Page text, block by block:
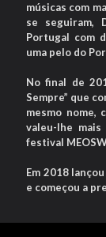
músicas com
se seguiram,
Portugal com
uma pelo do
No final de
Sempre” que
mesmo nome,
valeu-lhe
festival
Em 2018
e começou a